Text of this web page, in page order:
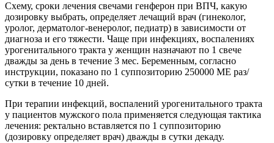
Схему, сроки лечения свечами генферон при ВПЧ, какую
дозировку выбрать, определяет лечащий врач (гинеколог,
уролог, дерматолог-венеролог, педиатр) в зависимости от
диагноза и его тяжести. Чаще при инфекциях, воспалениях
урогенитального тракта у женщин назначают по 1 свече
дважды за день в течение 3 мес. Беременным, согласно
инструкции, показано по 1 суппозиторию 250000 МЕ раз/
сутки в течение 10 дней.
При терапии инфекций, воспалений урогенитального тракта
у пациентов мужского пола применяется следующая тактика
лечения: ректально вставляется по 1 суппозиторию
(дозировку определяет врач) дважды в сутки декаду.